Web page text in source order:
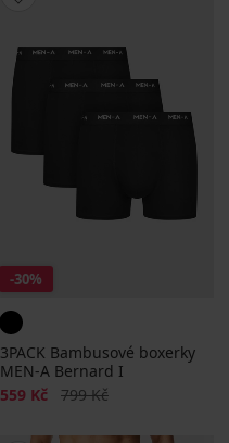
-30%
3PACK Bambusové boxerky
MEN-A Bernard I
Sleva
559 Kč Původní cena
799 Kč